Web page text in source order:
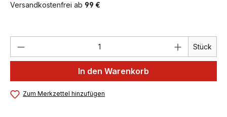
Versandkostenfrei ab 99 €
Produkt Anzahl: Gib den Stück
In den Warenkorb
Zum Merkzettel hinzufügen